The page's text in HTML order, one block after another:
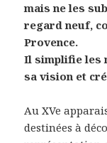
mais ne les
regard neuf,
Provence.
Il simplifie les
sa vision et
Au XVe
destinées à